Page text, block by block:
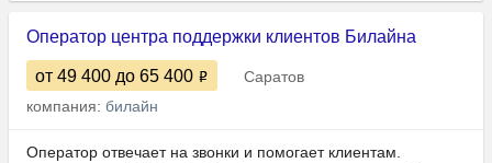
Оператор центра поддержки клиентов Билайна
от 49 400 до 65 400
Саратов
компания: билайн
Оператор отвечает на звонки и помогает клиентам.